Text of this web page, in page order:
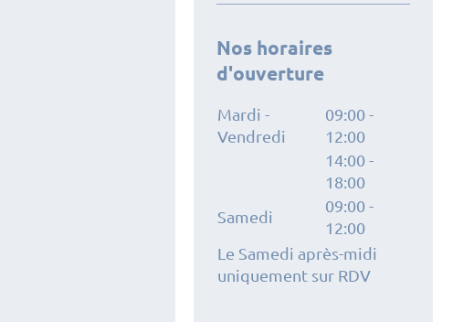
Nos horaires
d'ouverture
Mardi -
Vendredi
09:00-
12:00
14:00-
18:00
Samedi
09:00-
12:00
Le Samedi après-midi
uniquement sur RDV